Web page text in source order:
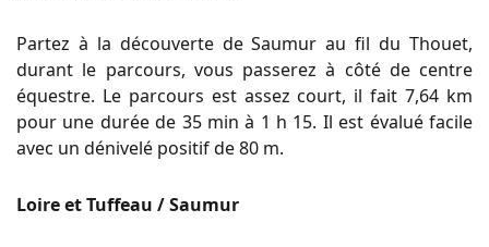
Partez à la découverte de Saumur au fil du Thouet,
durant le parcours, vous passerez à côté de centre
équestre. Le parcours est assez court, il fait 7,64 km
pour une durée de 35 min à 1 h 15. Il est évalué facile
avec un dénivelé positif de 80 m.
Loire et Tuffeau / Saumur